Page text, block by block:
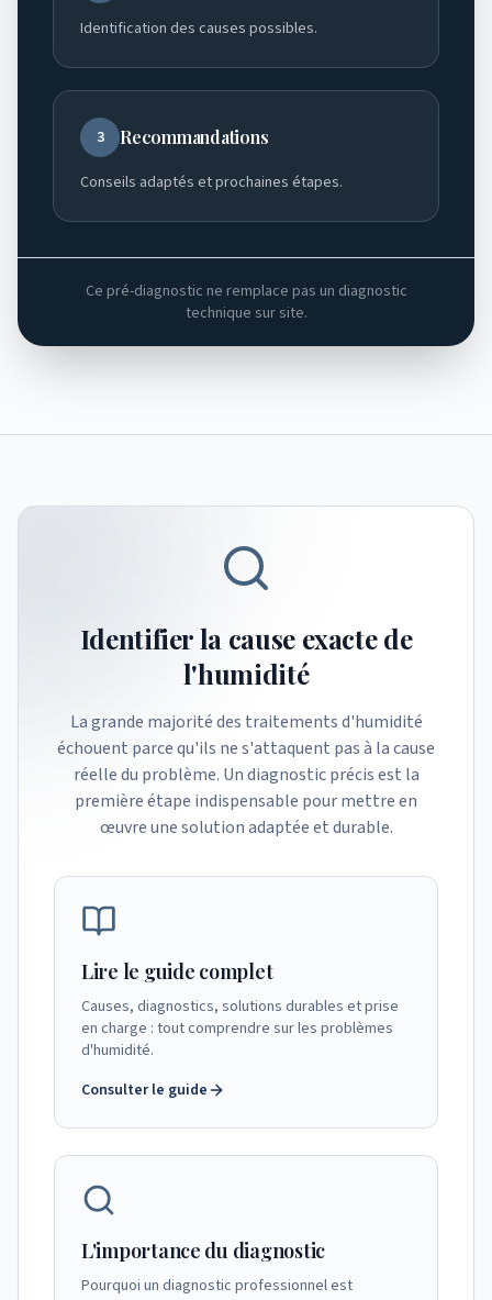
Identification des causes possibles.
3 Recommandations
Conseils adaptés et prochaines étapes.
Ce pré-diagnostic ne remplace pas un diagnostic
technique sur site.
Identifier la cause exacte de
l'humidité
La grande majorité des traitements d'humidité
échouent parce qu'ils ne s'attaquent pas à la cause
réelle du problème. Un diagnostic précis est la
première étape indispensable pour mettre en
œuvre une solution adaptée et durable.
Lire le guide complet
Causes, diagnostics, solutions durables et prise
en charge : tout comprendre sur les problèmes
d'humidité.
Consulter le guide
L'importance du diagnostic
Pourquoi un diagnostic professionnel est